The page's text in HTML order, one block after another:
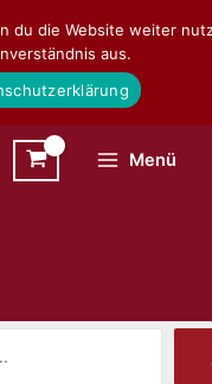
Menü
du die Website weiter
aus.